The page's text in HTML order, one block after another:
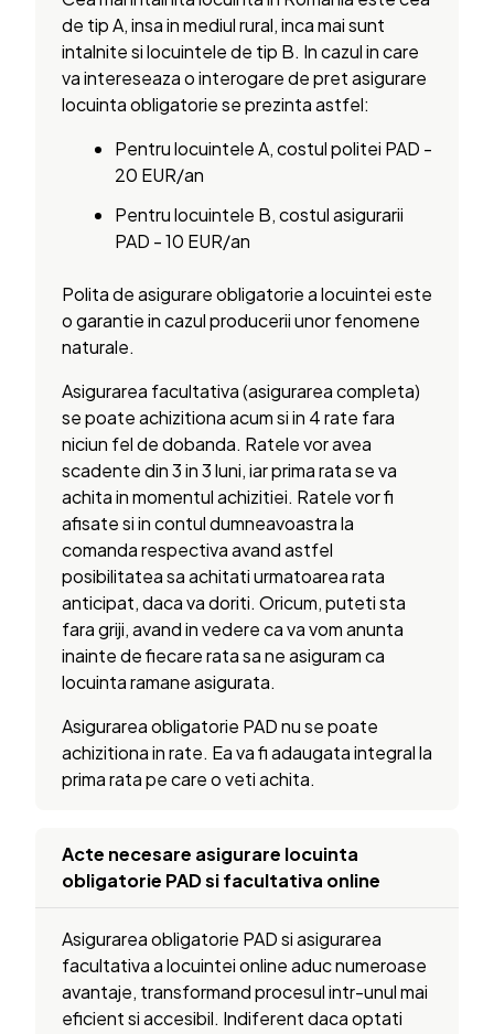
de tip A, insa in mediul rural, inca mai sunt
intalnite si locuintele de tip B. In cazul in care
va intereseaza o interogare de pret asigurare
locuinta obligatorie se prezinta astfel:
Pentru locuintele A, costul politei PAD -
20 EUR/an
Pentru locuintele B, costul asigurarii
PAD - 10 EUR/an
Polita de asigurare obligatorie a locuintei este
o garantie in cazul producerii unor fenomene
naturale.
Asigurarea facultativa (asigurarea completa)
se poate achizitiona acum si in 4 rate fara
niciun fel de dobanda. Ratele vor avea
scadente din 3 in 3 luni, iar prima rata se va
achita in momentul achizitiei. Ratele vor fi
afisate si in contul dumneavoastra la
comanda respectiva avand astfel
posibilitatea sa achitati urmatoarea rata
anticipat, daca va doriti. Oricum, puteti sta
fara griji, avand in vedere ca va vom anunta
inainte de fiecare rata sa ne asiguram ca
locuinta ramane asigurata.
Asigurarea obligatorie PAD nu se poate
achizitiona in rate. Ea va fi adaugata integral la
prima rata pe care o veti achita.
Acte necesare asigurare locuinta
obligatorie PAD si facultativa online
Asigurarea obligatorie PAD si asigurarea
facultativa a locuintei online aduc numeroase
avantaje, transformand procesul intr-unul mai
eficient si accesibil. Indiferent daca optati